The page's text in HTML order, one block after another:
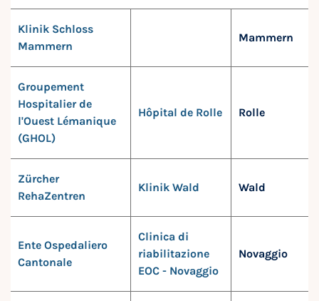
Klinik Schloss
Mammern
Mammern
Groupement
Hospitalier de
l'Ouest Lémanique
(GHOL)
Hôpital de Rolle Rolle
Zürcher
RehaZentren
Klinik Wald Wald
Ente Ospedaliero
Cantonale
Clinica di
riabilitazione
EOC - Novaggio
Novaggio